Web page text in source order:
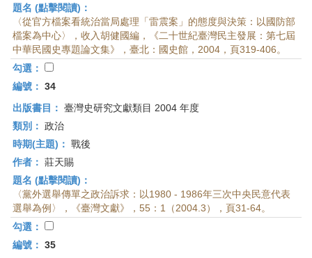
題名 (點擊閱讀)：
〈從官方檔案看統治當局處理「雷震案」的態度與決策：以國防部
檔案為中心〉，收入胡健國編，《二十世紀臺灣民主發展：第七屆
中華民國史專題論文集》，臺北：國史館，2004，頁319-406。
勾選：
編號： 34
出版書目： 臺灣史研究文獻類目 2004 年度
類別： 政治
時期(主題)： 戰後
作者： 莊天賜
題名 (點擊閱讀)：
〈黨外選舉傳單之政治訴求：以1980 - 1986年三次中央民意代表
選舉為例〉，《臺灣文獻》，55：1（2004.3），頁31-64。
勾選：
編號： 35